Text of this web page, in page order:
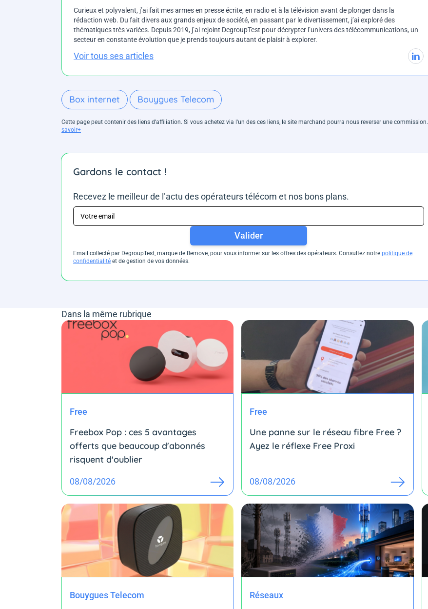
Curieux et polyvalent, j’ai fait mes armes en presse écrite, en radio et à la télévision avant de plonger dans la
rédaction web. Du fait divers aux grands enjeux de société, en passant par le divertissement, j’ai exploré des
thématiques très variées. Depuis 2019, j’ai rejoint DegroupTest pour décrypter l’univers des télécommunications, un
secteur en constante évolution que je prends toujours autant de plaisir à explorer.
Voir tous ses articles
Box internet Bouygues Telecom
Cette page peut contenir des liens d’affiliation. Si vous achetez via l'un des ces liens, le site marchand pourra nous reverser une commission.
savoir+
Gardons le contact !
Recevez le meilleur de l’actu des opérateurs télécom et nos bons plans.
Valider
Email collecté par DegroupTest, marque de Bemove, pour vous informer sur les offres des opérateurs. Consultez notre politique de
confidentialité et de gestion de vos données.
Dans la même rubrique
Free
Freebox Pop : ces 5 avantages
offerts que beaucoup d'abonnés
risquent d'oublier
08/08/2026
Free
Une panne sur le réseau fibre Free ?
Ayez le réflexe Free Proxi
08/08/2026
Bouygues Telecom Réseaux